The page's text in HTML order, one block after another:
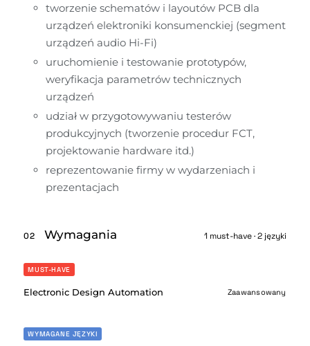
tworzenie schematów i layoutów PCB dla
urządzeń elektroniki konsumenckiej (segment
urządzeń audio Hi-Fi)
uruchomienie i testowanie prototypów,
weryfikacja parametrów technicznych
urządzeń
udział w przygotowywaniu testerów
produkcyjnych (tworzenie procedur FCT,
projektowanie hardware itd.)
reprezentowanie firmy w wydarzeniach i
prezentacjach
02 Wymagania 1 must-have · 2 języki
MUST-HAVE
Electronic Design Automation Zaawansowany
WYMAGANE JĘZYKI